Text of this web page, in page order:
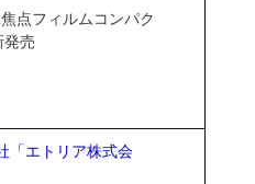
点フィルムコンパク
発売
「エトリア株式会